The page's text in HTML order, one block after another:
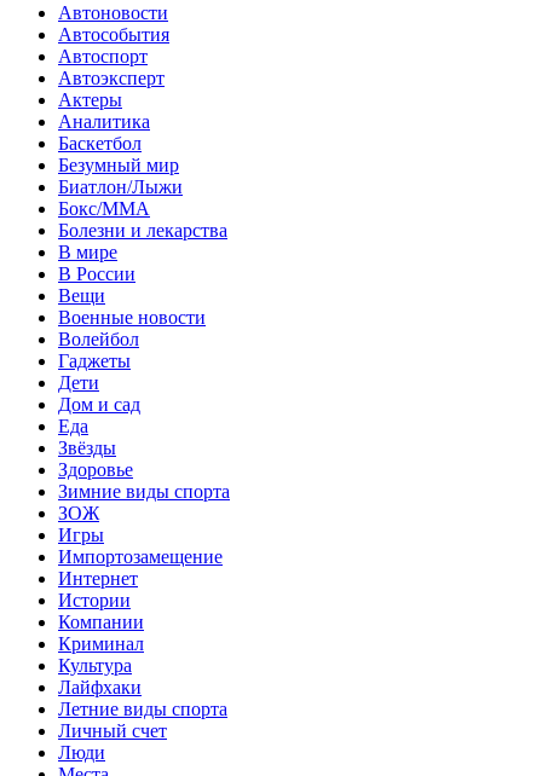
Автоновости
Автособытия
Автоспорт
Автоэксперт
Актеры
Аналитика
Баскетбол
Безумный мир
Биатлон/Лыжи
Бокс/MMA
Болезни и лекарства
В мире
В России
Вещи
Военные новости
Волейбол
Гаджеты
Дети
Дом и сад
Еда
Звёзды
Здоровье
Зимние виды спорта
ЗОЖ
Игры
Импортозамещение
Интернет
Истории
Компании
Криминал
Культура
Лайфхаки
Летние виды спорта
Личный счет
Люди